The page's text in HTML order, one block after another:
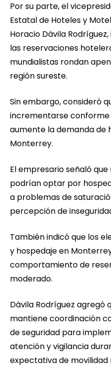
Por su parte, el
Estatal de Hoteles y
Horacio Dávila
las reservaciones
mundialistas rondan
región sureste.
Sin embargo, consideró
incrementarse
aumente la demanda de
Monterrey.
El empresario señaló
podrían optar por
a problemas de
percepción de
También indicó que los
y hospedaje en
comportamiento de
moderado.
Dávila Rodríguez agregó
mantiene coordinación
de seguridad para
atención y vigilancia
expectativa de movilidad